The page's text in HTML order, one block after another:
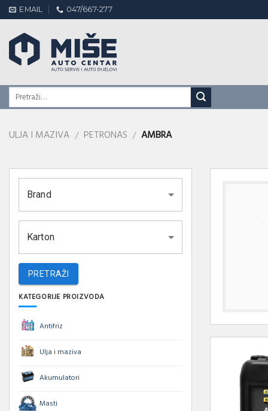
Skip
to
content
EMAIL 047/667-277
ULJA I MAZIVA / PETRONAS / AMBRA
Brand
Karton
PRETRAŽI
KATEGORIJE PROIZVODA
Antifriz
Ulja i maziva
Akumulatori
Masti